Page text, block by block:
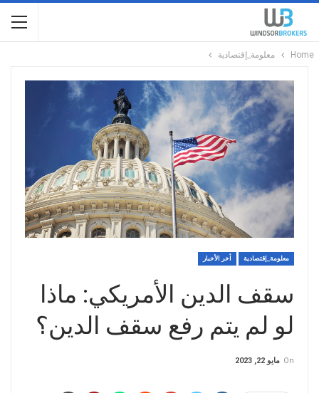
Home معلومة_إقتصادية
معلومة_إقتصادية أخر الأخبار
سقف الدين الأمريكي: ماذا
لو لم يتم رفع سقف الدين؟
On مايو 22, 2023